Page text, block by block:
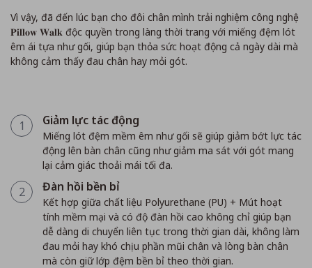
Vì vậy, đã đến lúc bạn cho đôi chân mình trải nghiệm công nghệ
𝐏𝐢𝐥𝐥𝐨𝐰 𝐖𝐚𝐥𝐤 độc quyền trong làng thời trang với miếng đệm lót
êm ái tựa như gối, giúp bạn thỏa sức hoạt động cả ngày dài mà
không cảm thấy đau chân hay mỏi gót.
1 Giảm lực tác động
Miếng lót đệm mềm êm như gối sẽ giúp giảm bớt lực tác
động lên bàn chân cũng như giảm ma sát với gót mang
lại cảm giác thoải mái tối đa.
2 Đàn hồi bền bỉ
Kết hợp giữa chất liệu Polyurethane (PU) + Mút hoạt
tính mềm mại và có độ đàn hồi cao không chỉ giúp bạn
dễ dàng di chuyển liên tục trong thời gian dài, không làm
đau mỏi hay khó chịu phần mũi chân và lòng bàn chân
mà còn giữ lớp đệm bền bỉ theo thời gian.